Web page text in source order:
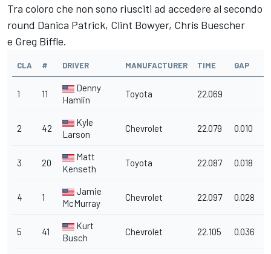
Tra coloro che non sono riusciti ad accedere al secondo
round Danica Patrick, Clint Bowyer, Chris Buescher
e Greg Biffle.
CLA # DRIVER MANUFACTURER TIME GAP
1 11
Denny
Hamlin
Toyota 22.069
2 42
Kyle
Larson
Chevrolet 22.079 0.010
3 20
Matt
Kenseth
Toyota 22.087 0.018
4 1
Jamie
McMurray
Chevrolet 22.097 0.028
5 41
Kurt
Busch
Chevrolet 22.105 0.036